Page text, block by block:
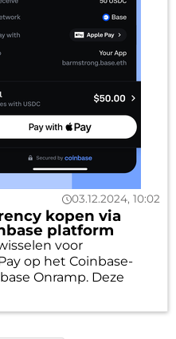
03.12.2024, 10:02
kopen via
platform
voor
op het Coinbase-
Onramp. Deze